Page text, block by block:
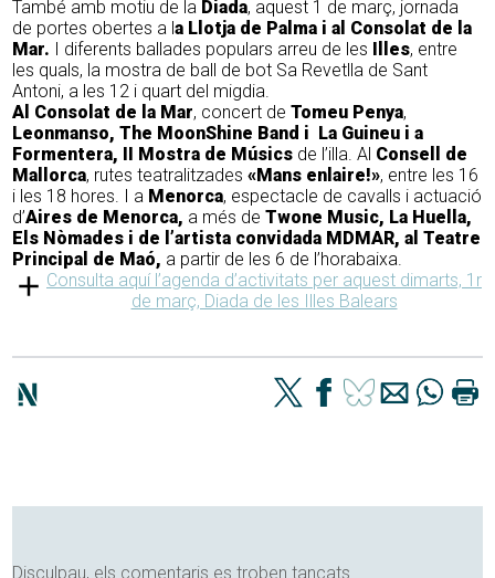
També amb motiu de la Diada, aquest 1 de març, jornada
de portes obertes a la Llotja de Palma i al Consolat de la
Mar. I diferents ballades populars arreu de les Illes, entre
les quals, la mostra de ball de bot Sa Revetlla de Sant
Antoni, a les 12 i quart del migdia.
Al Consolat de la Mar, concert deTomeu Penya,
Leonmanso, The MoonShine Band i La Guineu i a
Formentera, II Mostra de Músics de l’illa. Al Consell de
Mallorca, rutes teatralitzades«Mans enlaire!», entre les 16
i les 18 hores. I a Menorca, espectacle de cavalls i actuació
d’Aires de Menorca, a més de Twone Music, La Huella,
Els Nòmades i de l’artista convidada MDMAR, al Teatre
Principal de Maó, a partir de les 6 de l’horabaixa.
Consulta aquí l’agenda d’activitats per aquest dimarts, 1r
de març, Diada de les Illes Balears
Disculpau, els comentaris es troben tancats